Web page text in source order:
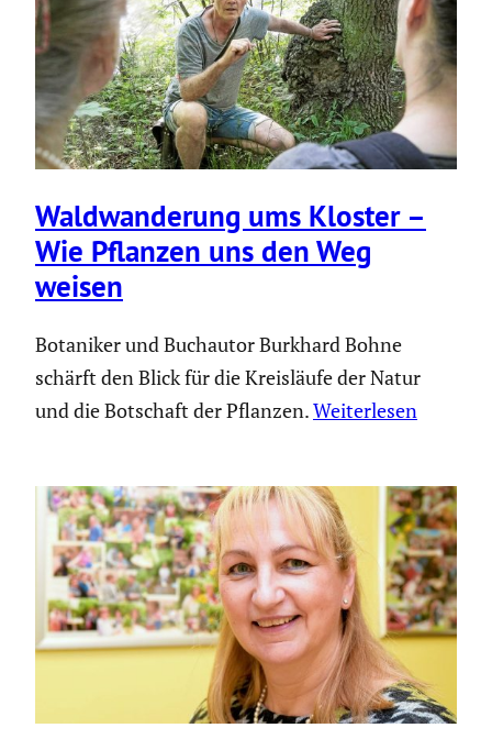
Waldwan­de­rung ums Kloster –
Wie Pflanzen uns den Weg
weisen
Botaniker und Buchautor Burkhard Bohne
schärft den Blick für die Kreisläufe der Natur
und die Botschaft der Pflanzen.Weiterlesen